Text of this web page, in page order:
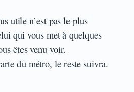
utile n’est pas le plus
qui vous met à quelques
êtes venu voir.
du métro, le reste suivra.